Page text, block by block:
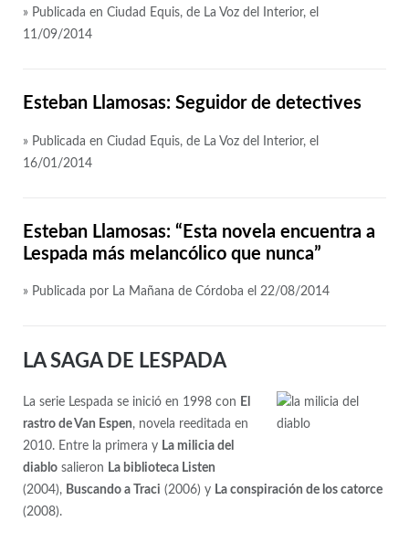
» Publicada en Ciudad Equis, de La Voz del Interior, el
11/09/2014
Esteban Llamosas: Seguidor de detectives
» Publicada en Ciudad Equis, de La Voz del Interior, el
16/01/2014
Esteban Llamosas: “Esta novela encuentra a
Lespada más melancólico que nunca”
» Publicada por La Mañana de Córdoba el 22/08/2014
LA SAGA DE LESPADA
La serie Lespada se inició en 1998 con El
rastro de Van Espen, novela reeditada en
2010. Entre la primera y La milicia del
diablosalieron La biblioteca Listen
(2004), Buscando a Traci (2006) y La conspiración de los catorce
(2008).